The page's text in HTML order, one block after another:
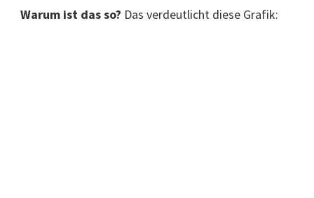
Warum ist das so? Das verdeutlicht diese Grafik: